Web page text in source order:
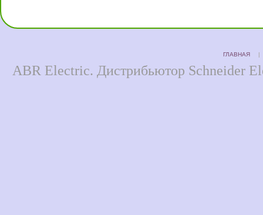
ГЛАВНАЯ |
ABR Electric. Дистрибьютор Schneider